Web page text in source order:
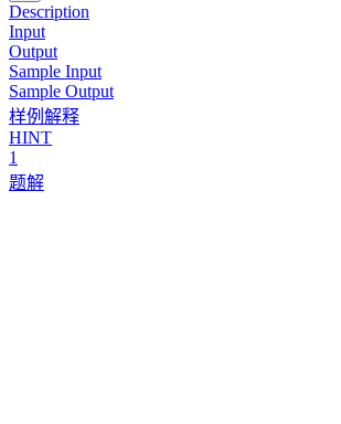
Description
Input
Output
Sample Input
Sample Output
样例解释
HINT
1
题解